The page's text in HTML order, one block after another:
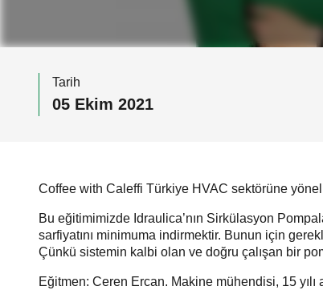
Tarih
05 Ekim 2021
Coffee with Caleffi Türkiye HVAC sektörüne
Bu eğitimimizde Idraulica’nın Sirkülasyon
sarfiyatını minimuma indirmektir. Bunun için
Çünkü sistemin kalbi olan ve doğru çalışan bir
Eğitmen: Ceren Ercan. Makine mühendisi, 15 yılı